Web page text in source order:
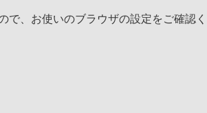
、お使いのブラウザの設定をご確認く